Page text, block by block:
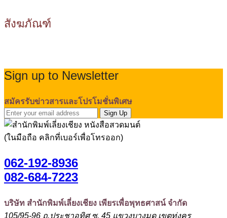
สังฆภัณฑ์
Sign up to Newsletter
สมัครรับข่าวสารและโปรโมชั่นพิเศษ
Sign Up
(ในมือถือ คลิกที่เบอร์เพื่อโทรออก)
062-192-8936
082-684-7223
บริษัท สำนักพิมพ์เลี่ยงเชียง เพียรเพื่อพุทธศาสน์ จำกัด
105/95-96 ถ.ประชาอุทิศ ซ. 45 แขวงบางมด เขตทุ่งครุ